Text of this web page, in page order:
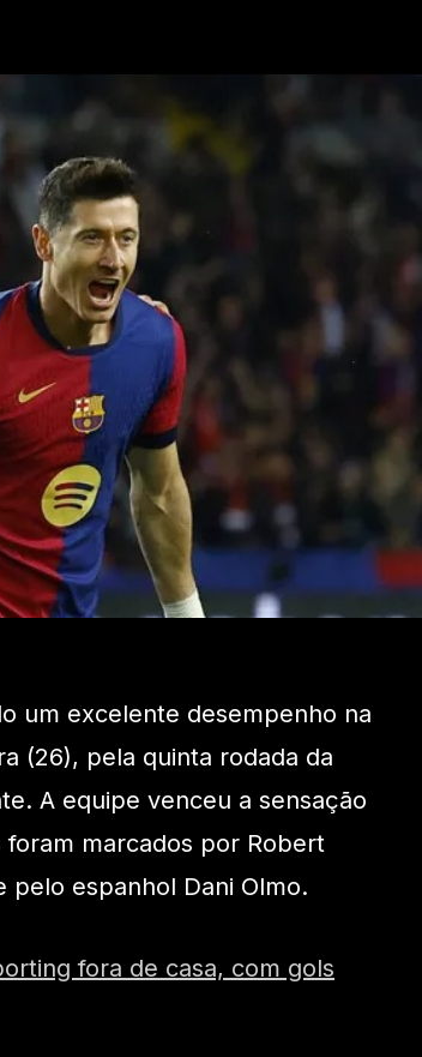
um excelente desempenho na
(26), pela quinta rodada da
A equipe venceu a sensação
marcados por Robert
pelo espanhol Dani Olmo.
fora de casa, com gols